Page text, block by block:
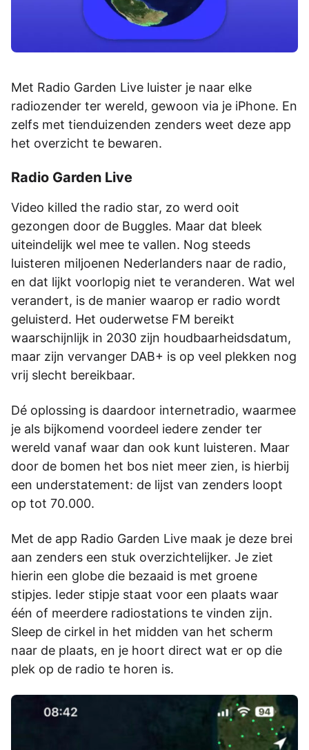
Met Radio Garden Live luister je naar elke
radiozender ter wereld, gewoon via je iPhone. En
zelfs met tienduizenden zenders weet deze app
het overzicht te bewaren.
Radio Garden Live
Video killed the radio star, zo werd ooit
gezongen door de Buggles. Maar dat bleek
uiteindelijk wel mee te vallen. Nog steeds
luisteren miljoenen Nederlanders naar de radio,
en dat lijkt voorlopig niet te veranderen. Wat wel
verandert, is de manier waarop er radio wordt
geluisterd. Het ouderwetse FM bereikt
waarschijnlijk in 2030 zijn houdbaarheidsdatum,
maar zijn vervanger DAB+ is op veel plekken nog
vrij slecht bereikbaar.
Dé oplossing is daardoor internetradio, waarmee
je als bijkomend voordeel iedere zender ter
wereld vanaf waar dan ook kunt luisteren. Maar
door de bomen het bos niet meer zien, is hierbij
een understatement: de lijst van zenders loopt
op tot 70.000.
Met de app Radio Garden Live maak je deze brei
aan zenders een stuk overzichtelijker. Je ziet
hierin een globe die bezaaid is met groene
stipjes. Ieder stipje staat voor een plaats waar
één of meerdere radiostations te vinden zijn.
Sleep de cirkel in het midden van het scherm
naar de plaats, en je hoort direct wat er op die
plek op de radio te horen is.